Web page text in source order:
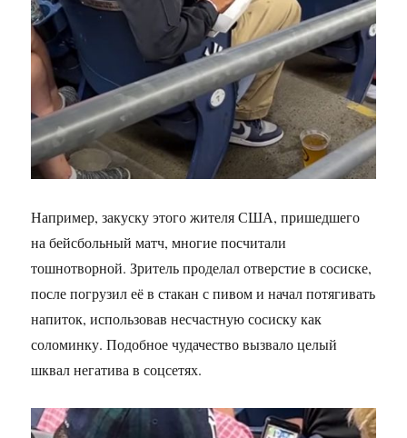
Например, закуску этого жителя США, пришедшего
на бейсбольный матч, многие посчитали
тошнотворной. Зритель проделал отверстие в сосиске,
после погрузил её в стакан с пивом и начал потягивать
напиток, использовав несчастную сосиску как
соломинку. Подобное чудачество вызвало целый
шквал негатива в соцсетях.